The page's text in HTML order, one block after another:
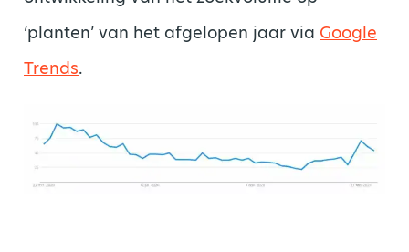
‘planten’ van het afgelopen jaar via Google
Trends.